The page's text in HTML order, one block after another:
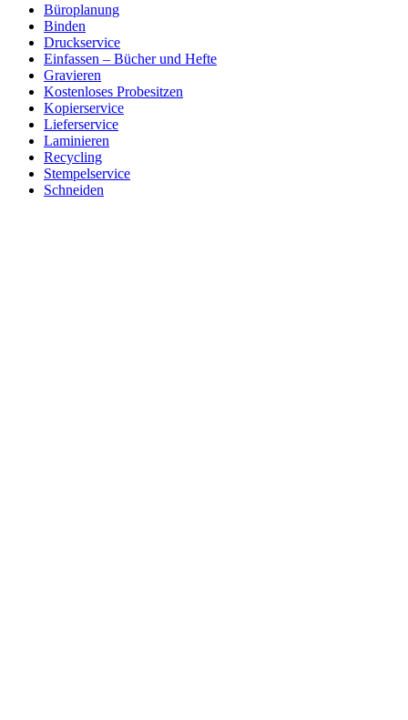
Büroplanung
Binden
Druckservice
Einfassen – Bücher und Hefte
Gravieren
Kostenloses Probesitzen
Kopierservice
Lieferservice
Laminieren
Recycling
Stempelservice
Schneiden